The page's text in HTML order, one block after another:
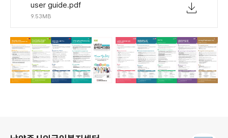
user guide.pdf
9.53MB